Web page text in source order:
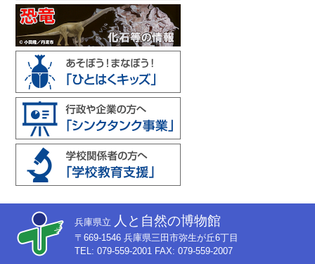
兵庫県立 人と自然の博物館
〒669-1546 兵庫県三田市弥生が丘6丁目
TEL: 079-559-2001 FAX: 079-559-2007